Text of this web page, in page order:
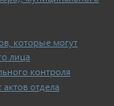
которые могут
лица
контроля
отдела